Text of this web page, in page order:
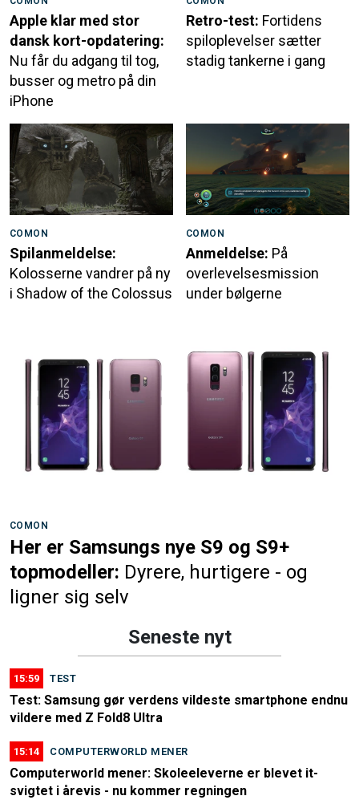
Apple klar med stor
dansk kort-opdatering:
Nu får du adgang til tog,
busser og metro på din
iPhone
Retro-test: Fortidens
spiloplevelser sætter
stadig tankerne i gang
COMON
Spilanmeldelse:
Kolosserne vandrer på ny
i Shadow of the Colossus
COMON
Anmeldelse: På
overlevelsesmission
under bølgerne
COMON
Her er Samsungs nye S9 og S9+
topmodeller: Dyrere, hurtigere - og
ligner sig selv
Seneste nyt
15:59 TEST
Test: Samsung gør verdens vildeste smartphone endnu
vildere med Z Fold8 Ultra
15:14 COMPUTERWORLD MENER
Computerworld mener: Skoleeleverne er blevet it-
svigtet i årevis - nu kommer regningen